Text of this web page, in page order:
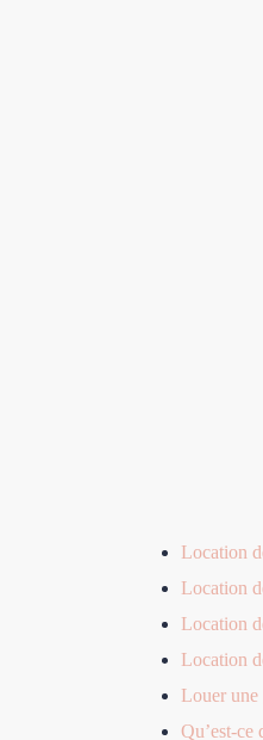
Location
Location
Location
Location
Louer une
Qu’est-ce